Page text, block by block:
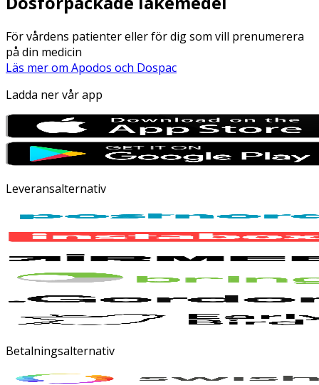
För vårdens patienter eller för dig som vill prenumerera
på din medicin
Läs mer om Apodos och Dospac
Ladda ner vår app
Leveransalternativ
Betalningsalternativ